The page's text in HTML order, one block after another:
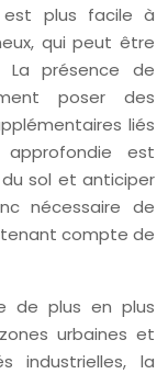
plus facile à
qui peut être
La présence de
poser des
liés
est
sol et anticiper
nécessaire de
compte de
de plus en plus
urbaines et
industrielles, la